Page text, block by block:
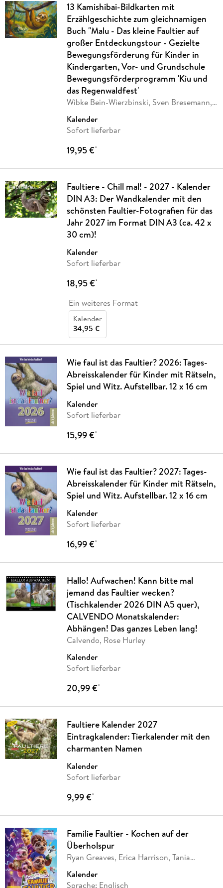
13 Kamishibai-Bildkarten mit
Erzählgeschichte zum gleichnamigen
Buch "Malu - Das kleine Faultier auf
großer Entdeckungstour - Gezielte
Bewegungsförderung für Kinder in
Kindergarten, Vor- und Grundschule
Bewegungsförderprogramm 'Kiu und
das Regenwaldfest'
Wibke Bein-Wierzbinski, Sven Bresemann,…
Kalender
Sofort lieferbar
19,95 €*
Faultiere - Chill mal! - 2027 - Kalender
DIN A3: Der Wandkalender mit den
schönsten Faultier-Fotografien für das
Jahr 2027 im Format DIN A3 (ca. 42 x
30 cm)!
Kalender
Sofort lieferbar
18,95 €*
Ein weiteres Format
Kalender
34,95 €
Wie faul ist das Faultier? 2026: Tages-
Abreisskalender für Kinder mit Rätseln,
Spiel und Witz. Aufstellbar. 12 x 16 cm
Kalender
Sofort lieferbar
15,99 €*
Wie faul ist das Faultier? 2027: Tages-
Abreisskalender für Kinder mit Rätseln,
Spiel und Witz. Aufstellbar. 12 x 16 cm
Kalender
Sofort lieferbar
16,99 €*
Hallo! Aufwachen! Kann bitte mal
jemand das Faultier wecken?
(Tischkalender 2026 DIN A5 quer),
CALVENDO Monatskalender:
Abhängen! Das ganzes Leben lang!
Calvendo, Rose Hurley
Kalender
Sofort lieferbar
20,99 €*
Faultiere Kalender 2027
Eintragkalender: Tierkalender mit den
charmanten Namen
Kalender
Sofort lieferbar
9,99 €*
Familie Faultier - Kochen auf der
Überholspur
Ryan Greaves, Erica Harrison, Tania
Kalender
Sprache: Englisch